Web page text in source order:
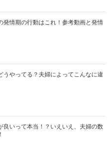
発情期の行動はこれ！参考動画と発情
うやってる？夫婦によってこんなに違
良いって本当！？いえいえ、夫婦の数